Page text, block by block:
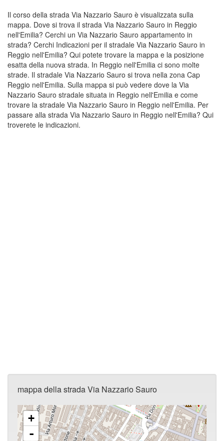
Il corso della strada Via Nazzario Sauro è visualizzata sulla
mappa. Dove si trova il strada Via Nazzario Sauro in Reggio
nell'Emilia? Cerchi un Via Nazzario Sauro appartamento in
strada? Cerchi Indicazioni per il stradale Via Nazzario Sauro in
Reggio nell'Emilia? Qui potete trovare la mappa e la posizione
esatta della nuova strada. In Reggio nell'Emilia ci sono molte
strade. Il stradale Via Nazzario Sauro si trova nella zona Cap
Reggio nell'Emilia. Sulla mappa si può vedere dove la Via
Nazzario Sauro stradale situata in Reggio nell'Emilia e come
trovare la stradale Via Nazzario Sauro in Reggio nell'Emilia. Per
passare alla strada Via Nazzario Sauro in Reggio nell'Emilia? Qui
troverete le indicazioni.
mappa della strada Via Nazzario Sauro
+
-